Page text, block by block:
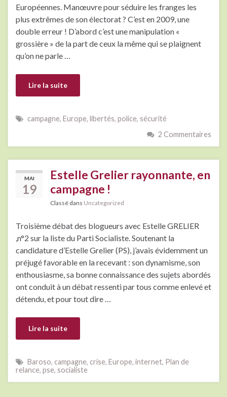
Européennes. Manœuvre pour séduire les franges les
plus extrêmes de son électorat ? C’est en 2009, une
double erreur ! D’abord c’est une manipulation «
grossière » de la part de ceux la même qui se plaignent
qu’on ne parle …
Lire la suite
campagne, Europe, libertés, police, sécurité
2 Commentaires
MAI
19
Estelle Grelier rayonnante, en
campagne !
Classé dans Uncategorized
Troisième débat des blogueurs avec Estelle GRELIER
,n°2 sur la liste du Parti Socialiste. Soutenant la
candidature d’Estelle Grelier (PS), j’avais évidemment un
préjugé favorable en la recevant : son dynamisme, son
enthousiasme, sa bonne connaissance des sujets abordés
ont conduit à un débat ressenti par tous comme enlevé et
détendu, et pour tout dire …
Lire la suite
Baroso, campagne, crise, Europe, internet, Plan de
relance, pse, socialiste